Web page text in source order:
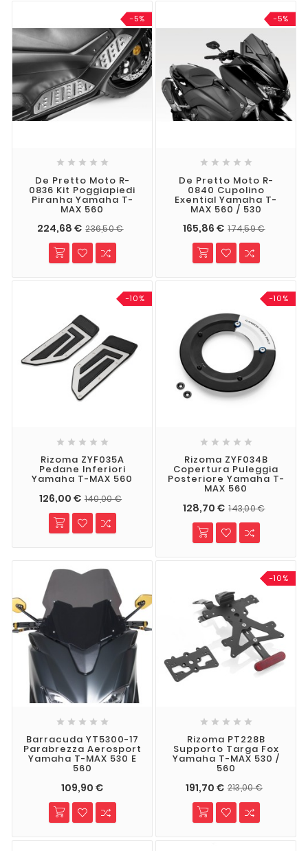
-5%
    
De Pretto Moto R-
0836 Kit Poggiapiedi
Piranha Yamaha T-
MAX 560
224,68 € 236,50 €
-5%
    
De Pretto Moto R-
0840 Cupolino
Exential Yamaha T-
MAX 560 / 530
165,86 € 174,59 €
-10%
    
Rizoma ZYF035A
Pedane Inferiori
Yamaha T-MAX 560
126,00 € 140,00 €
-10%
    
Rizoma ZYF034B
Copertura Puleggia
Posteriore Yamaha T-
MAX 560
128,70 € 143,00 €
    
Barracuda YT5300-17
Parabrezza Aerosport
Yamaha T-MAX 530 E
560
109,90 €
-10%
    
Rizoma PT228B
Supporto Targa Fox
Yamaha T-MAX 530 /
560
191,70 € 213,00 €